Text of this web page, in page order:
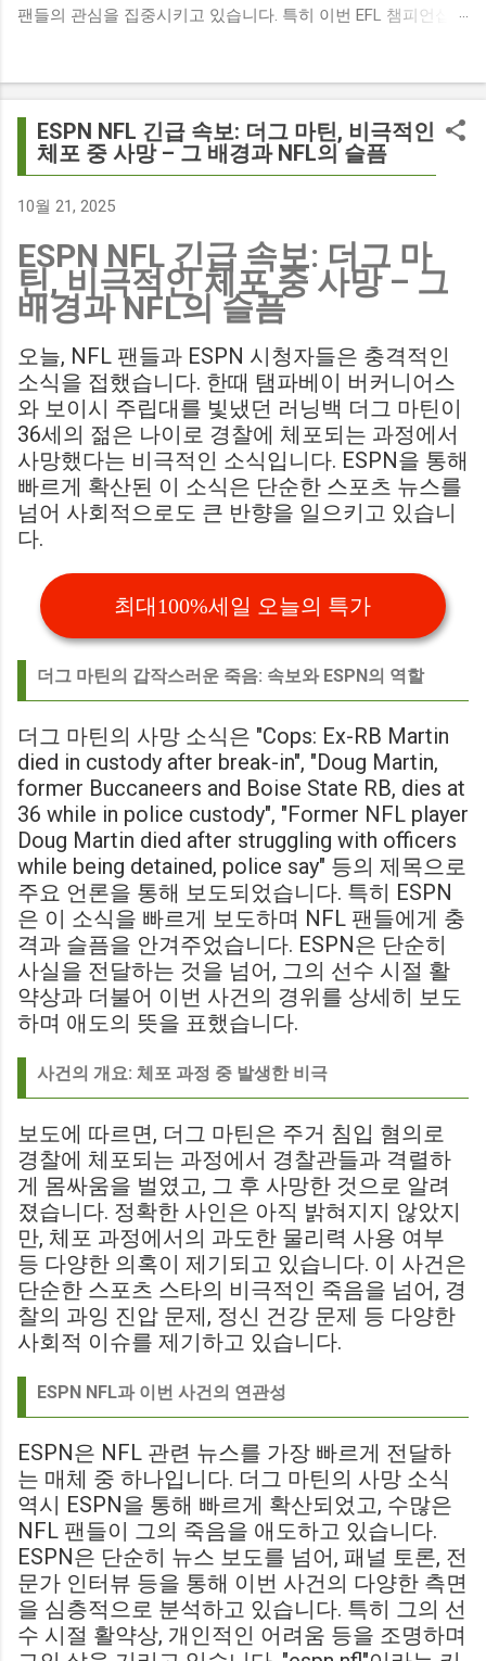
팬들의 관심을 집중시키고 있습니다. 특히 이번 EFL 챔피언십
다음과 같습니다. The 9 players set to miss Southampton v
Birmingham City ft £7m striker Damion Downs : 사우스햄튼과
버밍엄 시티 경기에서 총 9명의 선수가 결장할 예정이며, 특히
700만 파운드 스트라이커 데미언 다운스의 결장은 사우스햄튼
Birmingham City LIVE Score Updates in EFL Championship
Match : 경기 당일 실시간 스코어 업데이트를 제공하는 뉴스로,
팬들의 높은 관심도를 반영합니다. Chris Davies: Birmingham
City boss says his side have to try to "be themselves" away
from home : 버밍엄 시티의 크리스 데이비스 감독은 원정 경기
에서 팀 고유의 색깔을 유지하는 것이 중요하다고 강조했습니
다. ...
ESPN NFL 긴급 속보: 더그 마틴, 비극적인
체포 중 사망 – 그 배경과 NFL의 슬픔
10월 21, 2025
ESPN NFL 긴급 속보: 더그 마
틴, 비극적인 체포 중 사망 – 그
배경과 NFL의 슬픔
오늘, NFL 팬들과 ESPN 시청자들은 충격적인
소식을 접했습니다. 한때 탬파베이 버커니어스
와 보이시 주립대를 빛냈던 러닝백 더그 마틴이
36세의 젊은 나이로 경찰에 체포되는 과정에서
사망했다는 비극적인 소식입니다. ESPN을 통해
빠르게 확산된 이 소식은 단순한 스포츠 뉴스를
넘어 사회적으로도 큰 반향을 일으키고 있습니
다.
최대100%세일 오늘의 특가
더그 마틴의 갑작스러운 죽음: 속보와 ESPN의 역할
더그 마틴의 사망 소식은 "Cops: Ex-RB Martin
died in custody after break-in", "Doug Martin,
former Buccaneers and Boise State RB, dies at
36 while in police custody", "Former NFL player
Doug Martin died after struggling with officers
while being detained, police say" 등의 제목으로
주요 언론을 통해 보도되었습니다. 특히 ESPN
은 이 소식을 빠르게 보도하며 NFL 팬들에게 충
격과 슬픔을 안겨주었습니다. ESPN은 단순히
사실을 전달하는 것을 넘어, 그의 선수 시절 활
약상과 더불어 이번 사건의 경위를 상세히 보도
하며 애도의 뜻을 표했습니다.
사건의 개요: 체포 과정 중 발생한 비극
보도에 따르면, 더그 마틴은 주거 침입 혐의로
경찰에 체포되는 과정에서 경찰관들과 격렬하
게 몸싸움을 벌였고, 그 후 사망한 것으로 알려
졌습니다. 정확한 사인은 아직 밝혀지지 않았지
만, 체포 과정에서의 과도한 물리력 사용 여부
등 다양한 의혹이 제기되고 있습니다. 이 사건은
단순한 스포츠 스타의 비극적인 죽음을 넘어, 경
찰의 과잉 진압 문제, 정신 건강 문제 등 다양한
사회적 이슈를 제기하고 있습니다.
ESPN NFL과 이번 사건의 연관성
ESPN은 NFL 관련 뉴스를 가장 빠르게 전달하
는 매체 중 하나입니다. 더그 마틴의 사망 소식
역시 ESPN을 통해 빠르게 확산되었고, 수많은
NFL 팬들이 그의 죽음을 애도하고 있습니다.
ESPN은 단순히 뉴스 보도를 넘어, 패널 토론, 전
문가 인터뷰 등을 통해 이번 사건의 다양한 측면
을 심층적으로 분석하고 있습니다. 특히 그의 선
수 시절 활약상, 개인적인 어려움 등을 조명하며